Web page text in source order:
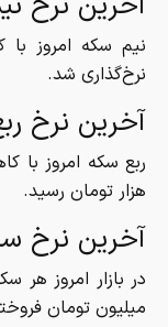
نرخ‌گذاری شد.
آخرین نرخ
هزار تومان رسید.
آخرین نرخ
میلیون تومان